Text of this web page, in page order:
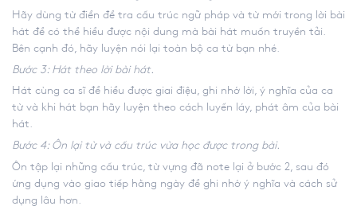
Hãy dùng từ điển để tra cấu trúc ngữ pháp và từ mới trong lời bài
hát để có thể hiểu được nội dung mà bài hát muốn truyền tải.
Bên cạnh đó, hãy luyện nói lại toàn bộ ca từ bạn nhé.
Bước 3: Hát theo lời bài hát.
Hát cùng ca sĩ để hiểu được giai điệu, ghi nhớ lời, ý nghĩa của ca
từ và khi hát bạn hãy luyện theo cách luyến láy, phát âm của bài
hát.
Bước 4: Ôn lại từ và cấu trúc vừa học được trong bài.
Ôn tập lại những cấu trúc, từ vựng đã note lại ở bước 2, sau đó
ứng dụng vào giao tiếp hằng ngày để ghi nhớ ý nghĩa và cách sử
dụng lâu hơn.